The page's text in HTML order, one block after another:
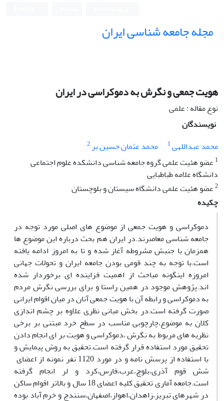
مجله جامعه شناسی ایران
هویت جمعی و نگرش به دموکراسی در ایران
نوع مقاله : علمی
نویسندگان
محمد عبداللهی1 محمد عثمان حسین بر2
1 عضو هئیت علمی گروه جامعه شناسی دانشکده علوم اجتماعی
دانشگاه علامه طباطبایی
2عضو هئیت علمی دانشگاه سیستان و بلوچستان
چکیده
دموکراسی و هویت جمعی از موضوع های اصلی مورد توجه در
جامعه شناسی معاصرند.در ایران هم بحث درباره این موضوع ها
همزمان با جنبش مشروطه آغاز شده و تا به امروز ادامه یافته
است.با توجه به چند قومی بودن جامعه ایران و تحولات جهانی
امروزه اینگونه مباحث از اهمیت فزاینده ای برخوردار شده
اند.پژوهش موجود در همین راستا و برای بررسی نگرش مردم
به دموکراسی و رابطه آن با هویت جمعی آنان در میان اقوام ایرانی
صورت گرفته است.در بخش مبانی نظری علاوه بر چشم اندازی
کلان به موضوع،چارچوبی مناسب در سطح خرد مبتنی بر برخی
نظریه های مربوط به نگرش ،دموکراسی و هویت بر ای انجام دادن
تحقیق مورد استفاده قرار گرفته است.تحقیق به روش پیمایش و
با استفاده از پرسش نامه و در مورد 1120 نفر نمونه از اعضای
شش قوم آذری،بلوچ،عرب،فارس،کرد و لر انجام گرفته
است.جامعه آماری تحقیق کلیه اعضای 18 سال و بالاتر اقوام ساکن
در شهرهای تبریز،زاهدان،اهواز،اصفهان،سنندج و خرم آباد بوده